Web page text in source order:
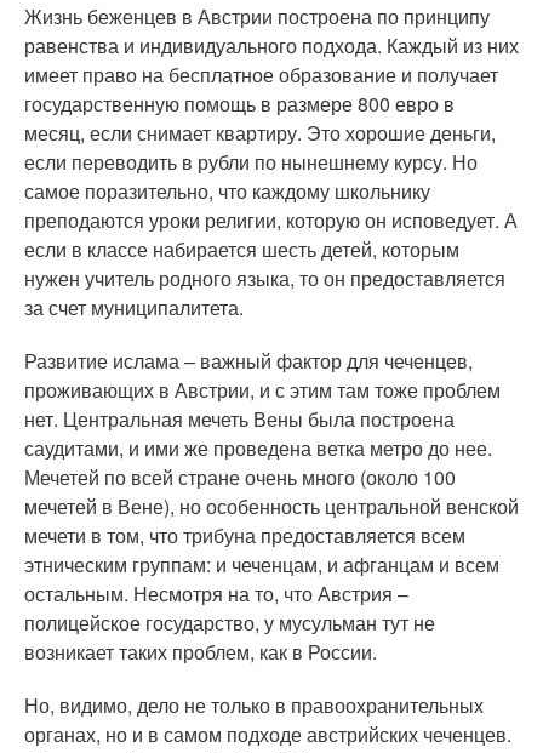
Жизнь беженцев в Австрии построена по принципу
равенства и индивидуального подхода. Каждый из них
имеет право на бесплатное образование и получает
государственную помощь в размере 800 евро в
месяц, если снимает квартиру. Это хорошие деньги,
если переводить в рубли по нынешнему курсу. Но
самое поразительно, что каждому школьнику
преподаются уроки религии, которую он исповедует. А
если в классе набирается шесть детей, которым
нужен учитель родного языка, то он предоставляется
за счет муниципалитета.
Развитие ислама – важный фактор для чеченцев,
проживающих в Австрии, и с этим там тоже проблем
нет. Центральная мечеть Вены была построена
саудитами, и ими же проведена ветка метро до нее.
Мечетей по всей стране очень много (около 100
мечетей в Вене), но особенность центральной венской
мечети в том, что трибуна предоставляется всем
этническим группам: и чеченцам, и афганцам и всем
остальным. Несмотря на то, что Австрия –
полицейское государство, у мусульман тут не
возникает таких проблем, как в России.
Но, видимо, дело не только в правоохранительных
органах, но и в самом подходе австрийских чеченцев.